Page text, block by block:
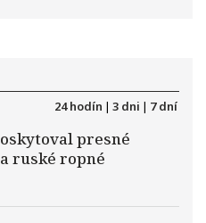
24 hodín | 3 dni | 7 dní
presné
ruské ropné